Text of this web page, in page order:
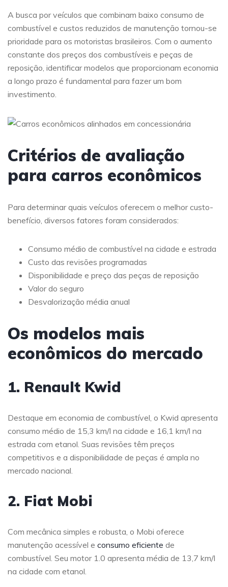
A busca por veículos que combinam baixo consumo de
combustível e custos reduzidos de manutenção tornou-se
prioridade para os motoristas brasileiros. Com o aumento
constante dos preços dos combustíveis e peças de
reposição, identificar modelos que proporcionam economia
a longo prazo é fundamental para fazer um bom
investimento.
Critérios de avaliação
para carros econômicos
Para determinar quais veículos oferecem o melhor custo-
benefício, diversos fatores foram considerados:
Consumo médio de combustível na cidade e estrada
Custo das revisões programadas
Disponibilidade e preço das peças de reposição
Valor do seguro
Desvalorização média anual
Os modelos mais
econômicos do mercado
1. Renault Kwid
Destaque em economia de combustível, o Kwid apresenta
consumo médio de 15,3 km/l na cidade e 16,1 km/l na
estrada com etanol. Suas revisões têm preços
competitivos e a disponibilidade de peças é ampla no
mercado nacional.
2. Fiat Mobi
Com mecânica simples e robusta, o Mobi oferece
manutenção acessível e consumo eficiente de
combustível. Seu motor 1.0 apresenta média de 13,7 km/l
na cidade com etanol.